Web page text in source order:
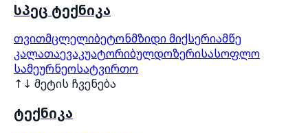
სპეც ტექნიკა
თვითმცლელიბეტონმზიდი მიქსერიამწე
კალათაევაკუატორიბულდოზერისასოფლო
სამეურნეოსატვირთო
↑↓ მეტის ჩვენება
ტექნიკა